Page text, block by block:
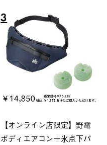
3
【オンライン店限定】野電
ボディエアコン＋氷点下パ